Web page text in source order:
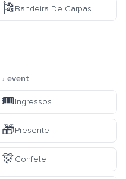
🎏Bandeira De Carpas
› event
🎟️Ingressos
🎁Presente
🎊Confete